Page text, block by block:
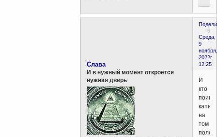
6
Среда,
9
ноября,
2022г.
12:25
Слава
И в нужный момент откроется
нужная дверь
И
кто
на
том
поле